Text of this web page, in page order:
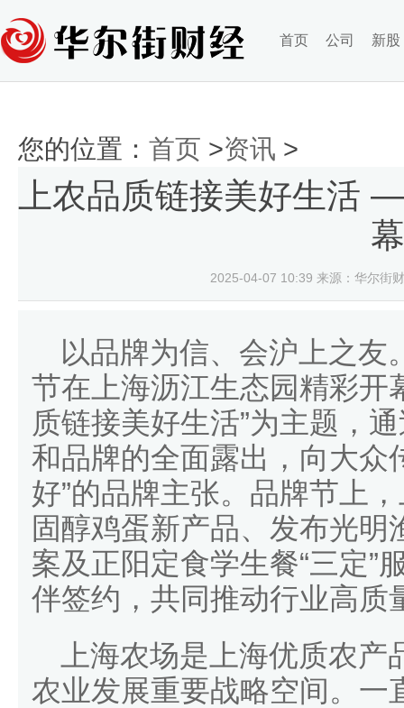
首页 公司 新股
您的位置： 首页 >资讯 >
上农品质链接美好生活
幕
2025-04-07 10:39 来源：华尔街
以品牌为信、会沪上之友
节在上海沥江生态园精彩开
质链接美好生活”为主题，
和品牌的全面露出，向大众
好”的品牌主张。品牌节上
固醇鸡蛋新产品、发布光
案及正阳定食学生餐“三定”
伴签约，共同推动行业高质
上海农场是上海优质农
农业发展重要战略空间。一